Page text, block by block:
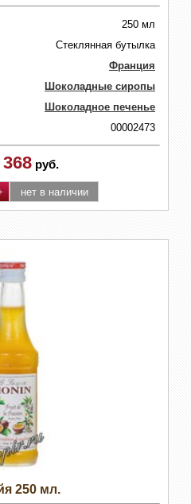
250 мл
Стеклянная бутылка
Франция
Шоколадные сиропы
Шоколадное печенье
00002473
368 руб.
250 мл.